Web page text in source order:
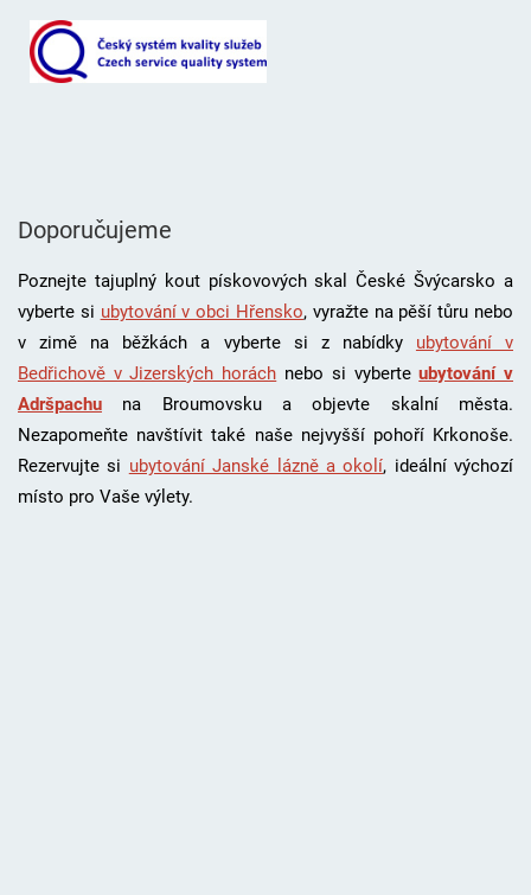
Doporučujeme
Poznejte tajuplný kout pískovových skal České Švýcarsko a
vyberte si ubytování v obci Hřensko, vyražte na pěší tůru nebo
v zimě na běžkách a vyberte si z nabídky ubytování v
Bedřichově v Jizerských horách nebo si vyberteubytování v
Adršpachu
na Broumovsku a objevte skalní města.
Nezapomeňte navštívit také naše nejvyšší pohoří Krkonoše.
Rezervujte si ubytování Janské lázně a okolí, ideální výchozí
místo pro Vaše výlety.